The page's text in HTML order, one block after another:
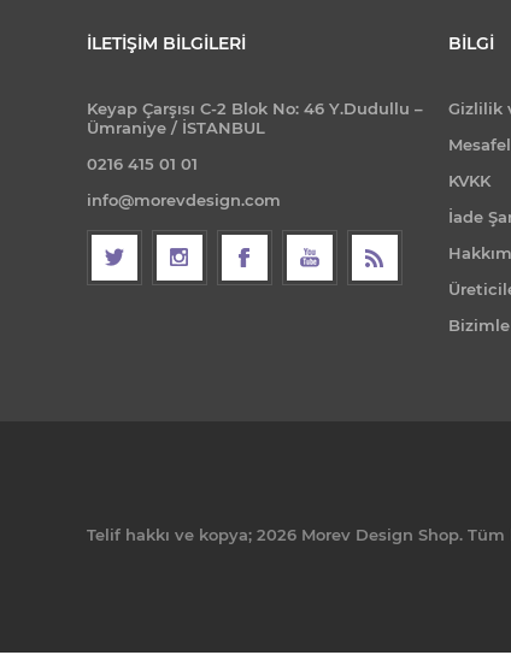
İLETIŞIM BILGILERI
Keyap Çarşısı C-2 Blok No: 46 Y.Dudullu –
Ümraniye / İSTANBUL
0216 415 01 01
info@morevdesign.com
BILGI
Gizlilik
KVKK
İade
Telif hakkı ve kopya; 2026 Morev Design Shop. Tüm